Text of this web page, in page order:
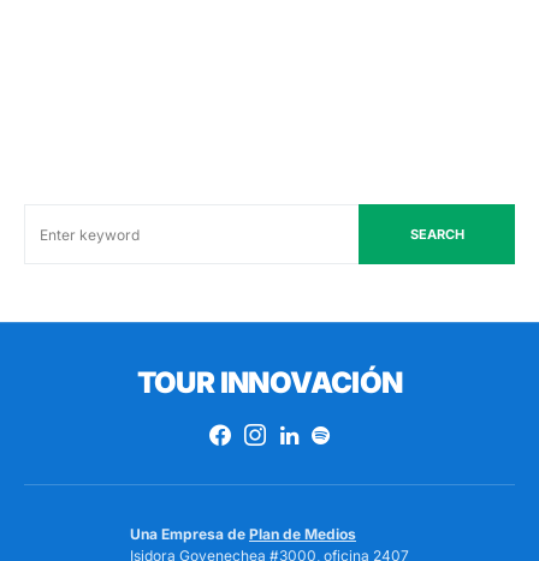
SEARCH
TOUR INNOVACIÓN
Una Empresa de Plan de Medios
Isidora Goyenechea #3000, oficina 2407